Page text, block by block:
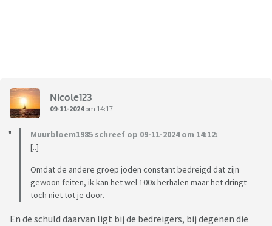
Nicole123
09-11-2024om 14:17
Muurbloem1985 schreef op 09-11-2024 om 14:12:
[..]
Omdat de andere groep joden constant bedreigd dat zijn
gewoon feiten, ik kan het wel 100x herhalen maar het dringt
toch niet tot je door.
En de schuld daarvan ligt bij de bedreigers, bij degenen die